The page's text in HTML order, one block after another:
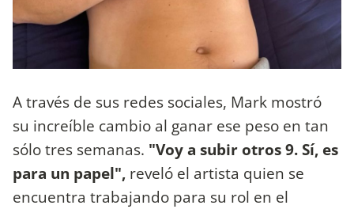
A través de sus redes sociales, Mark mostró
su increíble cambio al ganar ese peso en tan
sólo tres semanas. "Voy a subir otros 9. Sí, es
para un papel", reveló el artista quien se
encuentra trabajando para su rol en el